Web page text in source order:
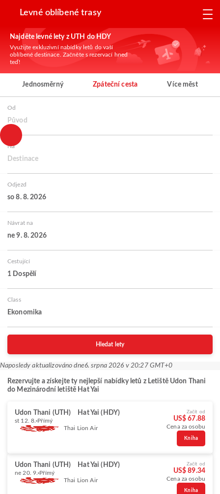
Levné oblíbené trasy
Najděte levné lety z UTH do HDY
Využijte exkluzivní nabídky letů do vaší
oblíbené destinace. Začněte s rezervací hned
teď!
Jednosměrný Zpáteční cesta Více měst
Od
Původ
Na
Destinace
Odjezd
so 8. 8. 2026
Návrat na
ne 9. 8. 2026
Cestující
1 Dospělí
Class
Ekonomika
Hledat lety
Naposledy aktualizováno dne6. srpna 2026 v 20:27 GMT+0
Rezervujte a získejte ty nejlepší nabídky letů z Letiště Udon Thani
do Mezinárodní letiště Hat Yai
Udon Thani (UTH) Hat Yai (HDY)
st 12. 8. Přímý
Thai Lion Air
Začít od
US$ 67.88
Cena za osobu
Kniha
Udon Thani (UTH) Hat Yai (HDY)
ne 20. 9. Přímý
Thai Lion Air
Začít od
US$ 89.34
Cena za osobu
Kniha